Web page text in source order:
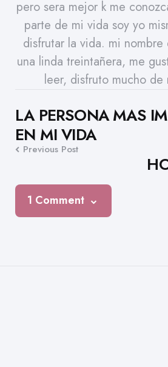
pero sera mejor k me
parte de mi vida soy yo
disfrutar la vida. mi nombre
una linda treintañera, me
leer, disfruto mucho de
Post
navigation
LA PERSONA MAS
EN MI VIDA
Previous Post
1 Comment